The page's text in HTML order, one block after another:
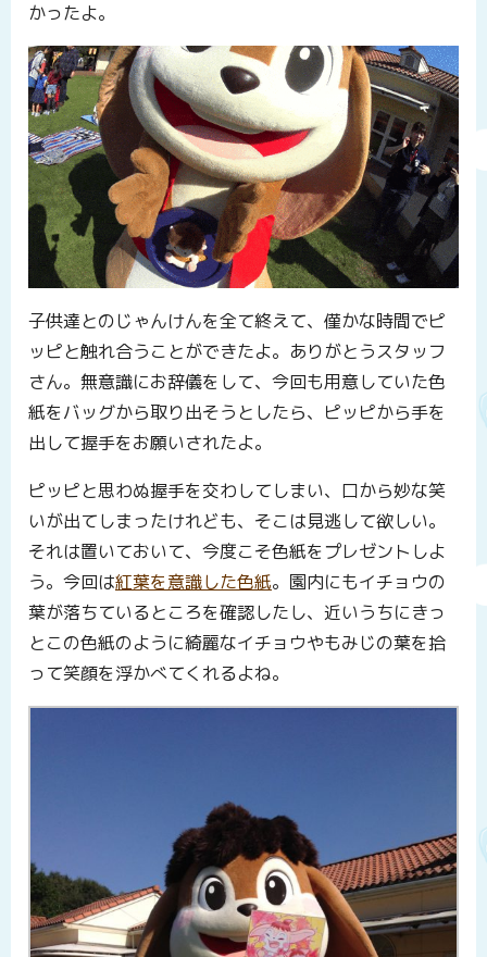
かったよ。
子供達とのじゃんけんを全て終えて、僅かな時間でピ
ッピと触れ合うことができたよ。ありがとうスタッフ
さん。無意識にお辞儀をして、今回も用意していた色
紙をバッグから取り出そうとしたら、ピッピから手を
出して握手をお願いされたよ。
ピッピと思わぬ握手を交わしてしまい、口から妙な笑
いが出てしまったけれども、そこは見逃して欲しい。
それは置いておいて、今度こそ色紙をプレゼントしよ
う。今回は紅葉を意識した色紙。園内にもイチョウの
葉が落ちているところを確認したし、近いうちにきっ
とこの色紙のように綺麗なイチョウやもみじの葉を拾
って笑顔を浮かべてくれるよね。